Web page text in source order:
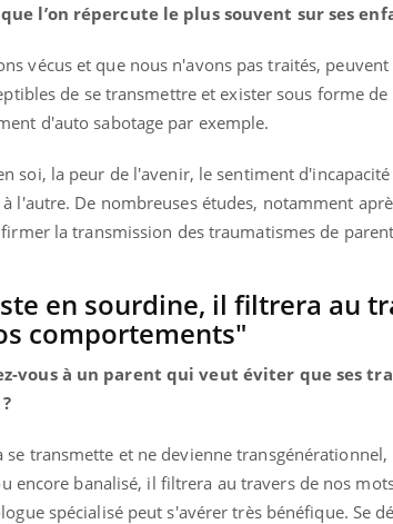
l’on répercute le plus souvent sur ses
vécus et que nous n'avons pas traités,
de se transmettre et exister sous forme
d'auto sabotage par exemple.
soi, la peur de l'avenir, le sentiment
l'autre. De nombreuses études, notamment
la transmission des traumatismes de
en sourdine, il filtrera au
comportements"
vous à un parent qui veut éviter que ses
transmette et ne devienne transgénérationnel,
encore banalisé, il filtrera au travers de nos
spécialisé peut s'avérer très bénéfique. Se
sont
Youtube
Diabète & Ramadan 2026
Le Ramadan approche, et, pour de
nombreuses personnes atteintes de diabète,
c'est une période de questions, de défis,
mais ...